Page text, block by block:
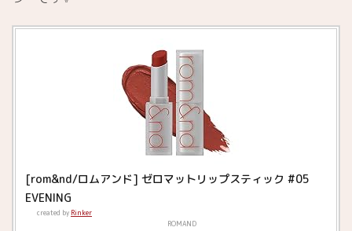
[rom&nd/ロムアンド] ゼロマットリップスティック #05
EVENING
created by Rinker
ROMAND